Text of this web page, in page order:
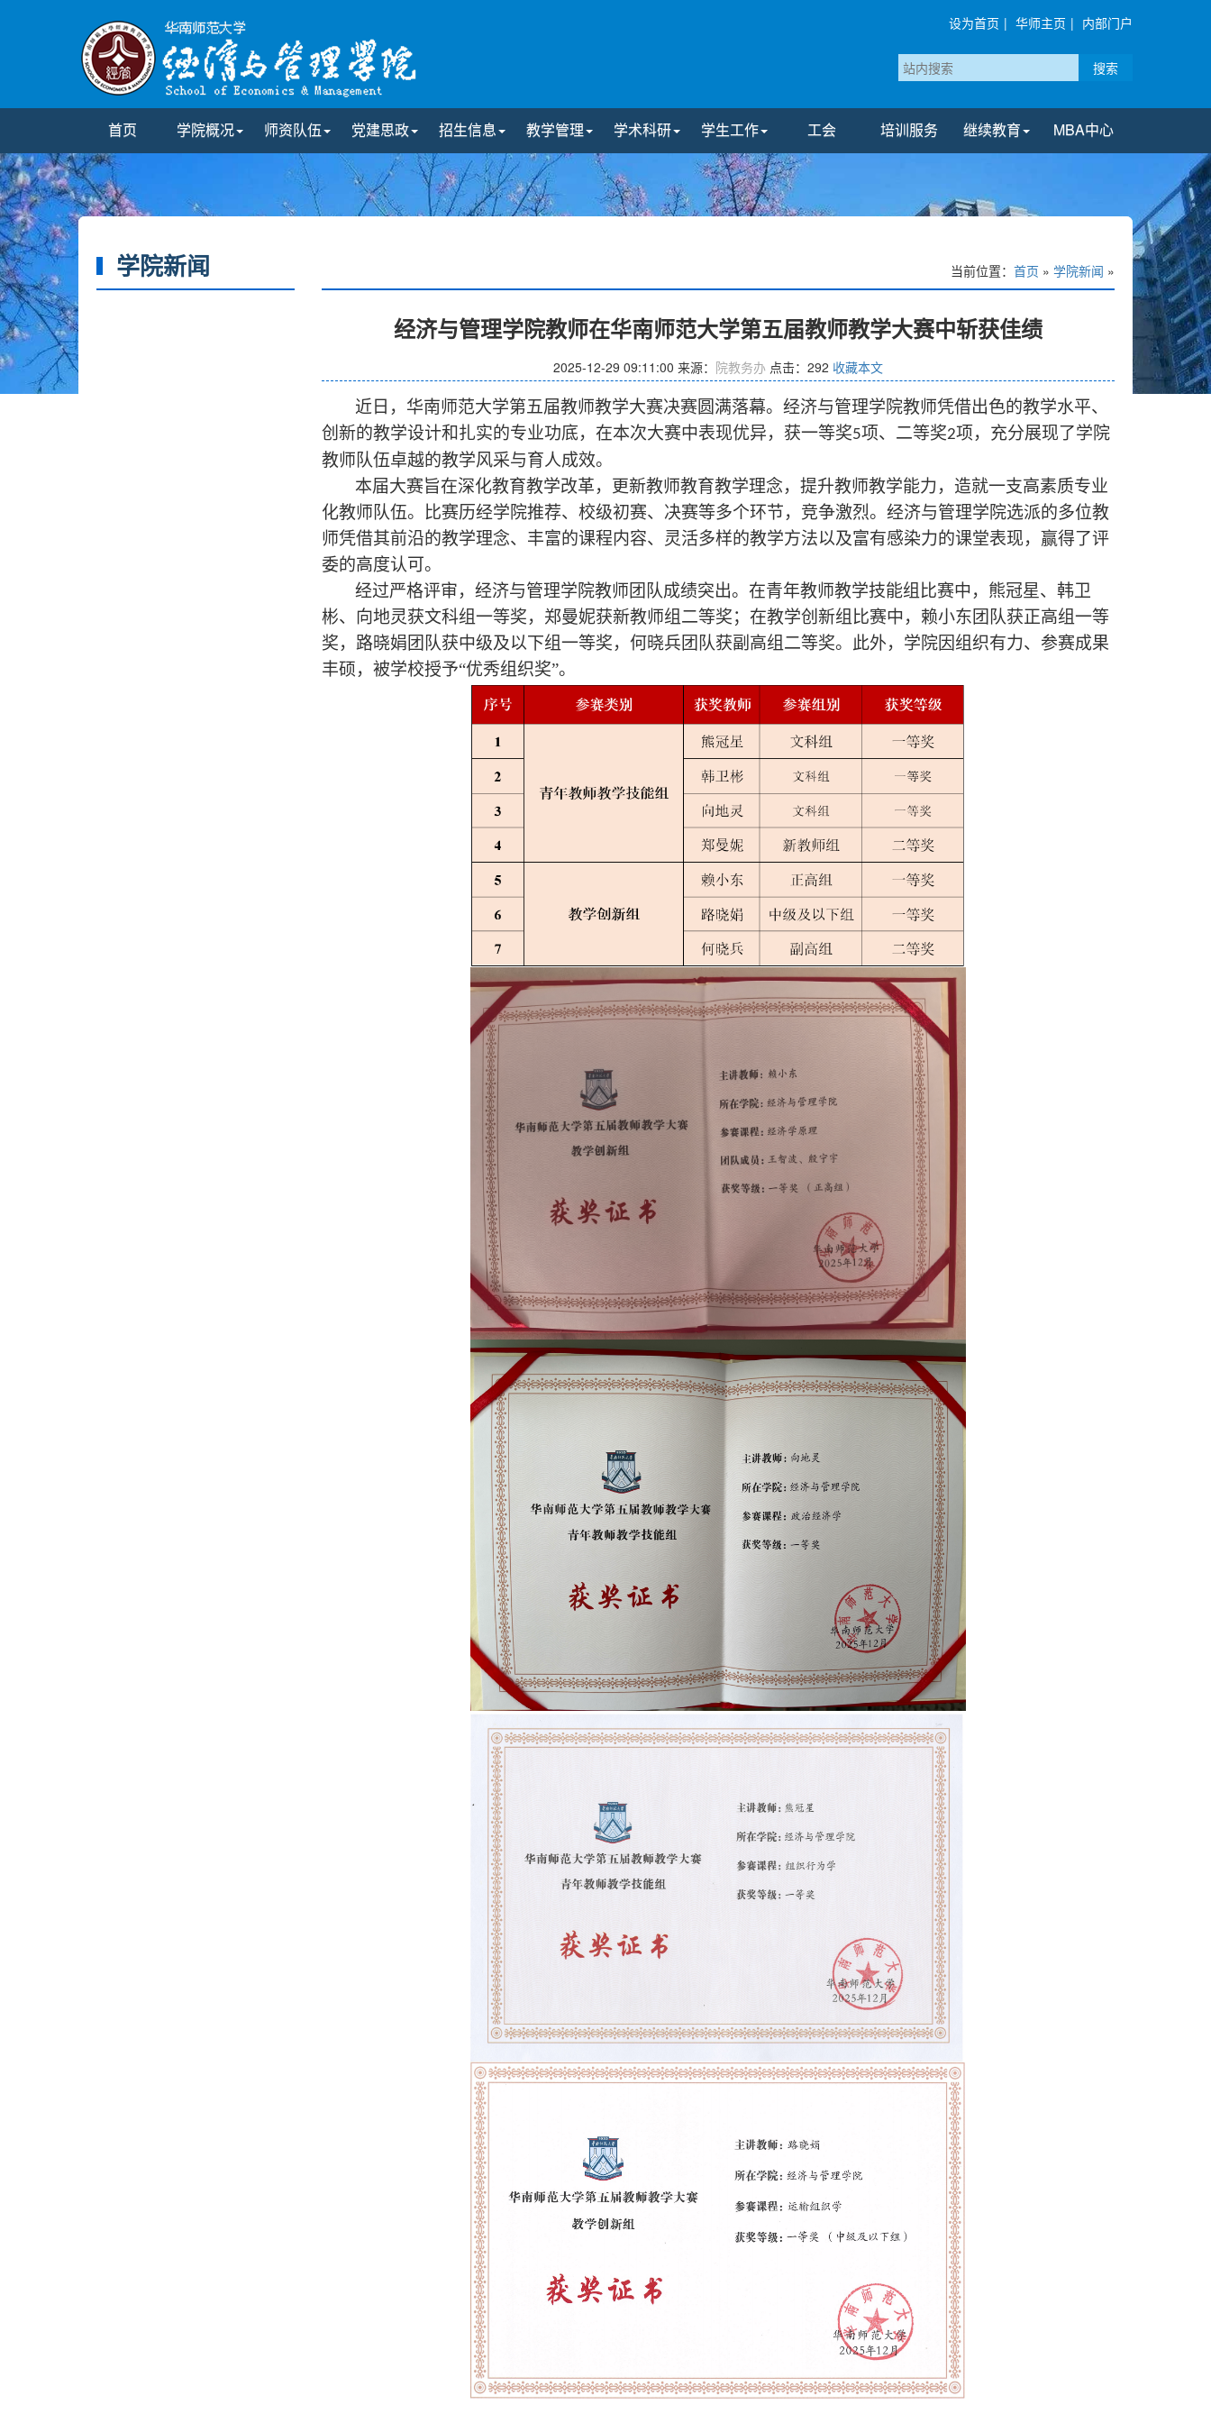
设为首页 | 华师主页 | 内部门户
搜索
首页 学院概况 师资队伍 党建思政 招生信息 教学管理 学术科研 学生工作 工会 培训服务 继续教育 MBA中心
学院新闻 当前位置： 首页 » 学院新闻 »
经济与管理学院教师在华南师范大学第五届教师教学大赛中斩获佳绩
2025-12-29 09:11:00 来源： 院教务办 点击： 292 收藏本文
近日，华南师范大学第五届教师教学大赛决赛圆满落幕。经济与管理学院教师凭借出色的教学水平、
创新的教学设计和扎实的专业功底，在本次大赛中表现优异，获一等奖5项、二等奖2项，充分展现了学院
教师队伍卓越的教学风采与育人成效。
本届大赛旨在深化教育教学改革，更新教师教育教学理念，提升教师教学能力，造就一支高素质专业
化教师队伍。比赛历经学院推荐、校级初赛、决赛等多个环节，竞争激烈。经济与管理学院选派的多位教
师凭借其前沿的教学理念、丰富的课程内容、灵活多样的教学方法以及富有感染力的课堂表现，赢得了评
委的高度认可。
经过严格评审，经济与管理学院教师团队成绩突出。在青年教师教学技能组 比赛中，熊冠星、韩卫
彬、向地灵获文科组一等奖，郑曼妮获新教师组二等奖；在教学创新组比赛中，赖小东团队获正高组一等
奖，路晓娟团队获中级及以下组一等奖，何晓兵团队获副高组二等奖。此外，学院因组织有力、参赛成果
丰硕，被学校授予“优秀组织奖”。